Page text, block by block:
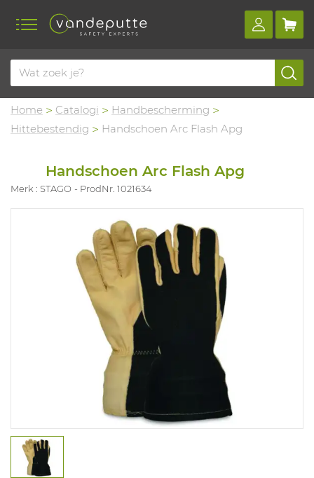
Home Catalogi
Handbescherming
Hittebestendig
Handschoen Arc Flash Apg
Handschoen Arc Flash Apg
Merk : STAGO ProdNr. 1021634